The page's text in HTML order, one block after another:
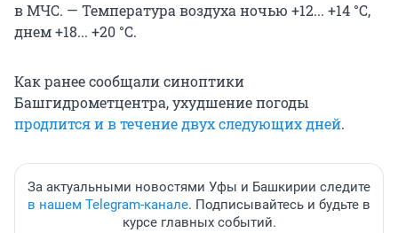
в МЧС. — Температура воздуха ночью +12... +14 °C,
днем +18... +20 °C.
Как ранее сообщали синоптики
Башгидрометцентра, ухудшение погоды
продлится и в течение двух следующих дней.
За актуальными новостями Уфы и Башкирии следите
в нашем Telegram-канале. Подписывайтесь и будьте в
курсе главных событий.